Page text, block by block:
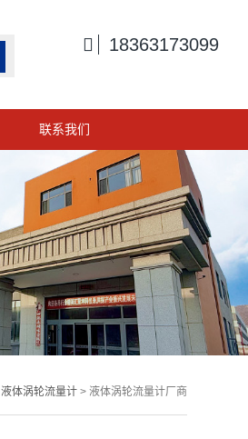
 18363173099
联系我们
液体涡轮流量计> 液体涡轮流量计厂商